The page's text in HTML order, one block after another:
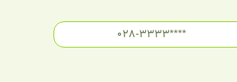
028-3333****